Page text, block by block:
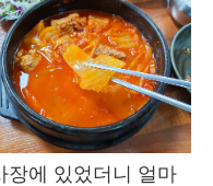
장에 있었더니 얼마